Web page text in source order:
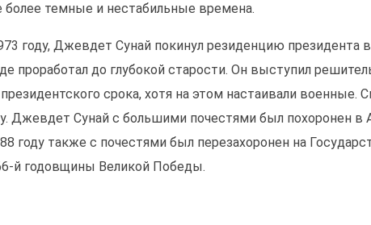
более темные и нестабильные времена.
году, Джевдет Сунай покинул резиденцию президента
проработал до глубокой старости. Он выступил
срока, хотя на этом настаивали военные.
Джевдет Сунай с большими почестями был похоронен в
году также с почестями был перезахоронен на
й годовщины Великой Победы.